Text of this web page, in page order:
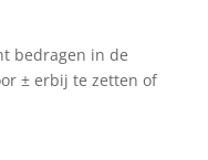
bedragen in de
± erbij te zetten of